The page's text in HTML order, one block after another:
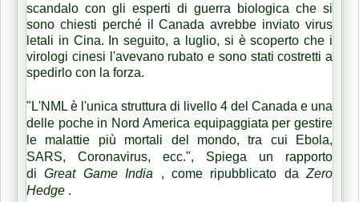
scandalo con gli esperti di guerra biologica che si
sono chiesti perché il Canada avrebbe inviato virus
letali in Cina. In seguito, a luglio, si è scoperto che i
virologi cinesi l'avevano rubato e sono stati costretti a
spedirlo con la forza.
"L'NML è l'unica struttura di livello 4 del Canada e una
delle poche in Nord America equipaggiata per gestire
le malattie più mortali del mondo, tra cui Ebola,
SARS, Coronavirus, ecc.", Spiega un rapporto
diGreat Game India , come ripubblicato da Zero
Hedge .